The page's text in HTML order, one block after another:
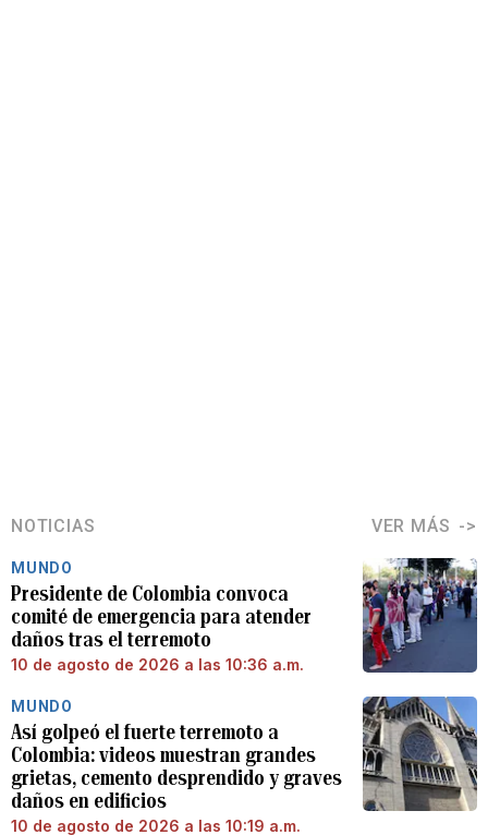
NOTICIAS VER MÁS
MUNDO
Presidente de Colombia convoca
comité de emergencia para atender
daños tras el terremoto
10 de agosto de 2026 a las 10:36 a.m.
MUNDO
Así golpeó el fuerte terremoto a
Colombia: videos muestran grandes
grietas, cemento desprendido y graves
daños en edificios
10 de agosto de 2026 a las 10:19 a.m.